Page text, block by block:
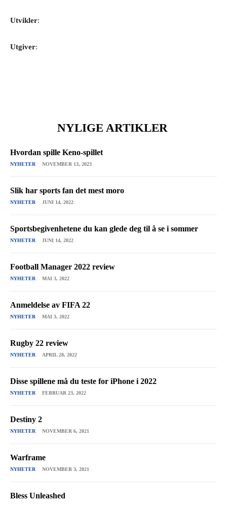
Utvikler:
Utgiver:
NYLIGE ARTIKLER
Hvordan spille Keno-spillet
NYHETER NOVEMBER 13, 2023
Slik har sports fan det mest moro
NYHETER JUNI 14, 2022
Sportsbegivenhetene du kan glede deg til å se i sommer
NYHETER JUNI 14, 2022
Football Manager 2022 review
NYHETER MAI 3, 2022
Anmeldelse av FIFA 22
NYHETER MAI 3, 2022
Rugby 22 review
NYHETER APRIL 28, 2022
Disse spillene må du teste for iPhone i 2022
NYHETER FEBRUAR 23, 2022
Destiny 2
NYHETER NOVEMBER 6, 2021
Warframe
NYHETER NOVEMBER 3, 2021
Bless Unleashed